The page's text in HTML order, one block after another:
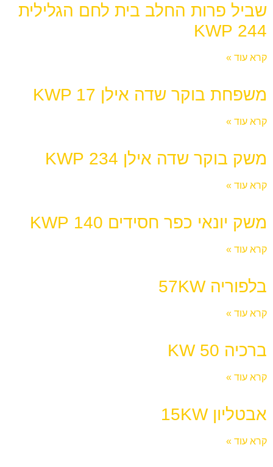
שביל פרות החלב בית לחם הגלילית
244 KWP
קרא עוד »
משפחת בוקר שדה אילן KWP 17
קרא עוד »
משק בוקר שדה אילן 234 KWP
קרא עוד »
משק יונאי כפר חסידים 140 KWP
קרא עוד »
בלפוריה 57KW
קרא עוד »
ברכיה KW 50
קרא עוד »
אבטליון 15KW
קרא עוד »